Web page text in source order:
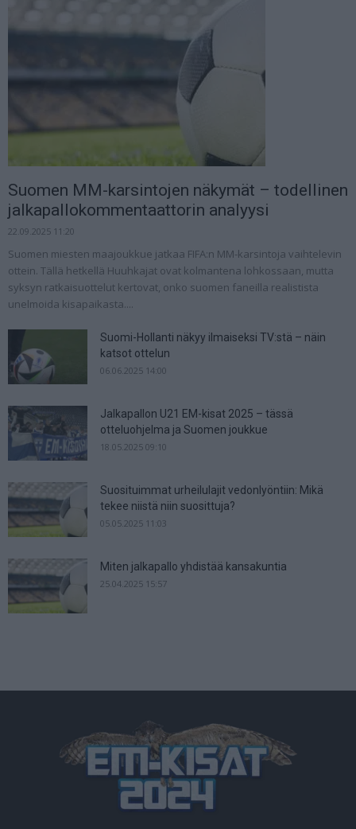
Suomen MM-karsintojen näkymät – todellinen
jalkapallokommentaattorin analyysi
22.09.2025 11:20
Suomen miesten maajoukkue jatkaa FIFA:n MM-karsintoja vaihtelevin
ottein. Tällä hetkellä Huuhkajat ovat kolmantena lohkossaan, mutta
syksyn ratkaisuottelut kertovat, onko suomen faneilla realistista
unelmoida kisapaikasta....
Suomi-Hollanti näkyy ilmaiseksi TV:stä – näin
katsot ottelun
06.06.2025 14:00
Jalkapallon U21 EM-kisat 2025 – tässä
otteluohjelma ja Suomen joukkue
18.05.2025 09:10
Suosituimmat urheilulajit vedonlyöntiin: Mikä
tekee niistä niin suosittuja?
05.05.2025 11:03
Miten jalkapallo yhdistää kansakuntia
25.04.2025 15:57